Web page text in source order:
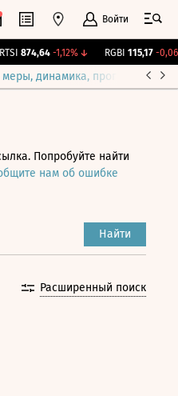
Войти
874,64 -1,12%↓ RGBI 115,17 -0,06%
динамика, прогнозы
Попробуйте найти
нам об ошибке
Найти
Расширенный поиск